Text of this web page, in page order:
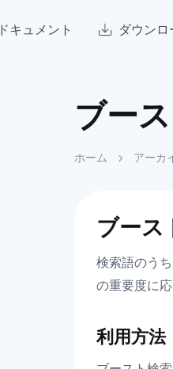
ドキュメント ダウンロ
ブー
ホーム アーカ
ブース
検索語のう
の重要度に
利用方法